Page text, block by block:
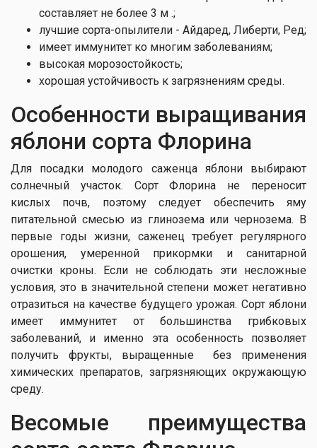
составляет не более 3 м .;
лучшие сорта-опылители - Айдаред, Либерти, Ред;
имеет иммунитет ко многим заболеваниям;
высокая морозостойкость;
хорошая устойчивость к загрязнениям среды.
Особенности выращивания
яблони сорта Флорина
Для посадки молодого саженца яблони выбирают
солнечный участок. Сорт Флорина не переносит
кислых почв, поэтому следует обеспечить яму
питательной смесью из глинозема или чернозема. В
первые годы жизни, саженец требует регулярного
орошения, умеренной прикормки и санитарной
очистки кроны. Если не соблюдать эти несложные
условия, это в значительной степени может негативно
отразиться на качестве будущего урожая. Сорт яблони
имеет иммунитет от большинства грибковых
заболеваний, и именно эта особенность позволяет
получить фрукты, выращенные без применения
химических препаратов, загрязняющих окружающую
среду.
Весомые преимущества